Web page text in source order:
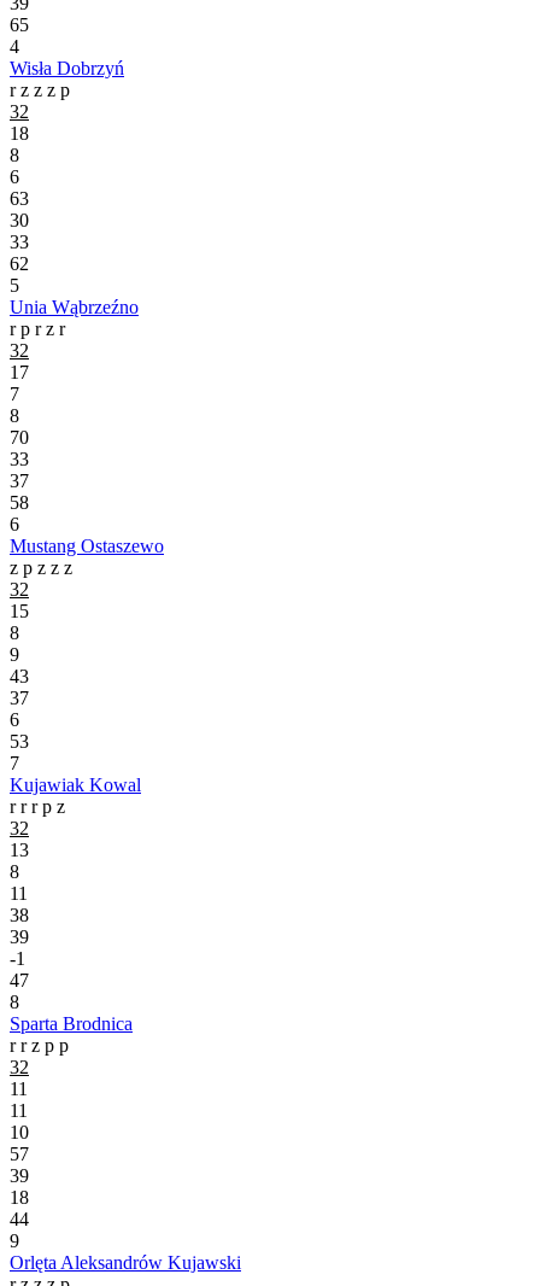
65
4
Wisła Dobrzyń
rz z z p
32
18
8
6
63
30
33
62
5
Unia Wąbrzeźno
rp rz r
32
17
7
8
70
33
37
58
6
Mustang Ostaszewo
z p z z z
32
15
8
9
43
37
6
53
7
Kujawiak Kowal
rrrp z
32
13
8
11
38
39
-1
47
8
Sparta Brodnica
rrz p p
32
11
11
10
57
39
18
44
9
Orlęta Aleksandrów Kujawski